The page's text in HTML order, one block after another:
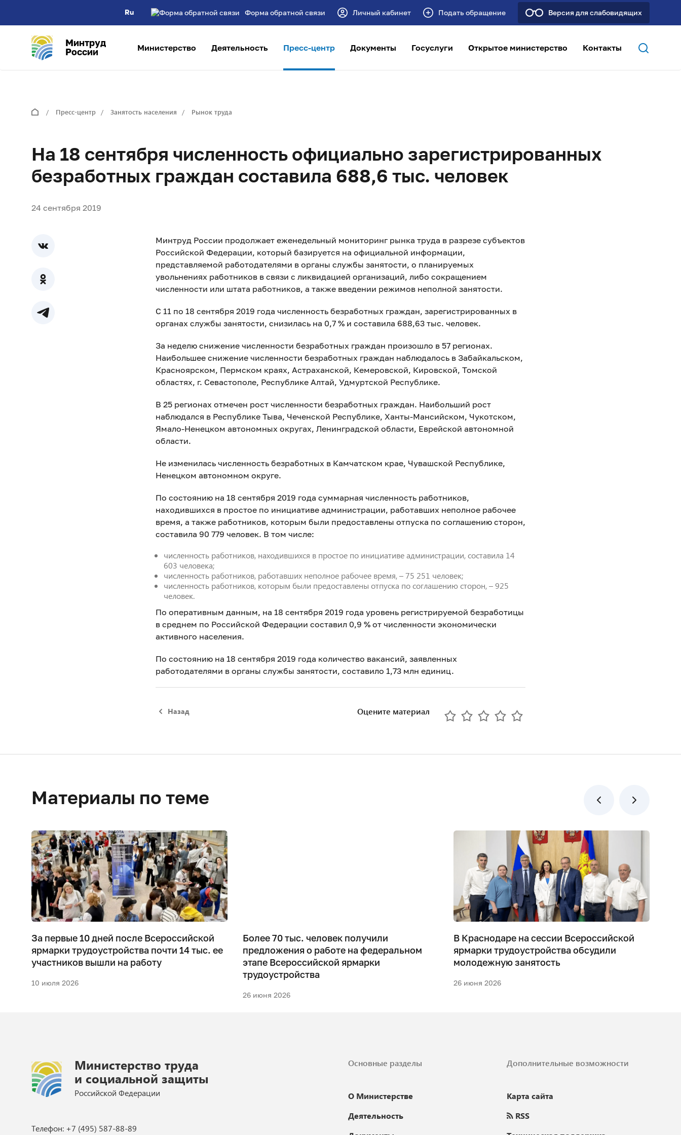
Ru Форма обратной связи Личный кабинет Подать обращение Версия для слабовидящих
Минтруд
России
Министерство Деятельность Пресс-центр Документы Госуслуги Открытое министерство Контакты
Пресс-центр Занятость населения Рынок труда
На 18 сентября численность официально зарегистрированных
безработных граждан составила 688,6 тыс. человек
24 сентября 2019
Минтруд России продолжает еженедельный мониторинг рынка труда в разрезе субъектов
Российской Федерации, который базируется на официальной информации,
представляемой работодателями в органы службы занятости, о планируемых
увольнениях работников в связи с ликвидацией организаций, либо сокращением
численности или штата работников, а также введении режимов неполной занятости.
С 11 по 18 сентября 2019 года численность безработных граждан, зарегистрированных в
органах службы занятости, снизилась на 0,7 % и составила 688,63 тыс. человек.
За неделю снижение численности безработных граждан произошло в 57 регионах.
Наибольшее снижение численности безработных граждан наблюдалось в Забайкальском,
Красноярском, Пермском краях, Астраханской, Кемеровской, Кировской, Томской
областях, г. Севастополе, Республике Алтай, Удмуртской Республике.
В 25 регионах отмечен рост численности безработных граждан. Наибольший рост
наблюдался в Республике Тыва, Чеченской Республике, Ханты-Мансийском, Чукотском,
Ямало-Ненецком автономных округах, Ленинградской области, Еврейской автономной
области.
Не изменилась численность безработных в Камчатском крае, Чувашской Республике,
Ненецком автономном округе.
По состоянию на 18 сентября 2019 года суммарная численность работников,
находившихся в простое по инициативе администрации, работавших неполное рабочее
время, а также работников, которым были предоставлены отпуска по соглашению сторон,
составила 90 779 человек. В том числе:
численность работников, находившихся в простое по инициативе администрации, составила 14
603 человека;
численность работников, работавших неполное рабочее время, – 75 251 человек;
численность работников, которым были предоставлены отпуска по соглашению сторон, – 925
человек.
По оперативным данным, на 18 сентября 2019 года уровень регистрируемой безработицы
в среднем по Российской Федерации составил 0,9 % от численности экономически
активного населения.
По состоянию на 18 сентября 2019 года количество вакансий, заявленных
работодателями в органы службы занятости, составило 1,73 млн единиц.
Назад Оцените материал
Материалы по теме
За первые 10 дней после Всероссийской
ярмарки трудоустройства почти 14 тыс. ее
участников вышли на работу
10 июля 2026
Более 70 тыс. человек получили
предложения о работе на федеральном
этапе Всероссийской ярмарки
трудоустройства
26 июня 2026
В Краснодаре на сессии Всероссийской
ярмарки трудоустройства обсудили
молодежную занятость
26 июня 2026
Министерство труда
и социальной защиты
Российской Федерации
Телефон: +7 (495) 587-88-89
Основные разделы
О Министерстве
Деятельность
Дополнительные возможности
Карта сайта
RSS